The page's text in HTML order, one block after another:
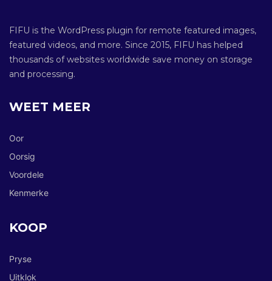
FIFU is the WordPress plugin for remote featured images,
featured videos, and more. Since 2015, FIFU has helped
thousands of websites worldwide save money on storage
and processing.
WEET MEER
Oor
Oorsig
Voordele
Kenmerke
KOOP
Pryse
Uitklok